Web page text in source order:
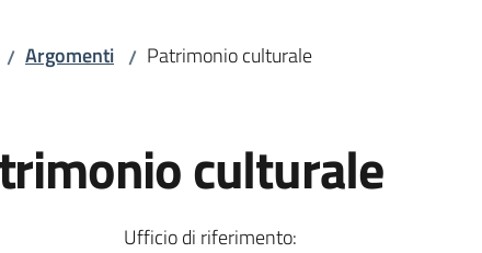
/ Argomenti / Patrimonio culturale
culturale
Ufficio di riferimento: